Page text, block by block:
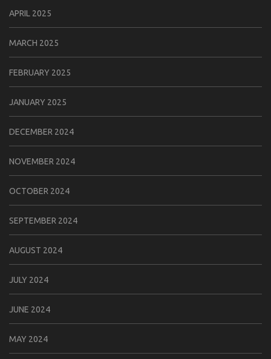
APRIL 2025
MARCH 2025
FEBRUARY 2025
JANUARY 2025
DECEMBER 2024
NOVEMBER 2024
OCTOBER 2024
SEPTEMBER 2024
AUGUST 2024
JULY 2024
JUNE 2024
MAY 2024